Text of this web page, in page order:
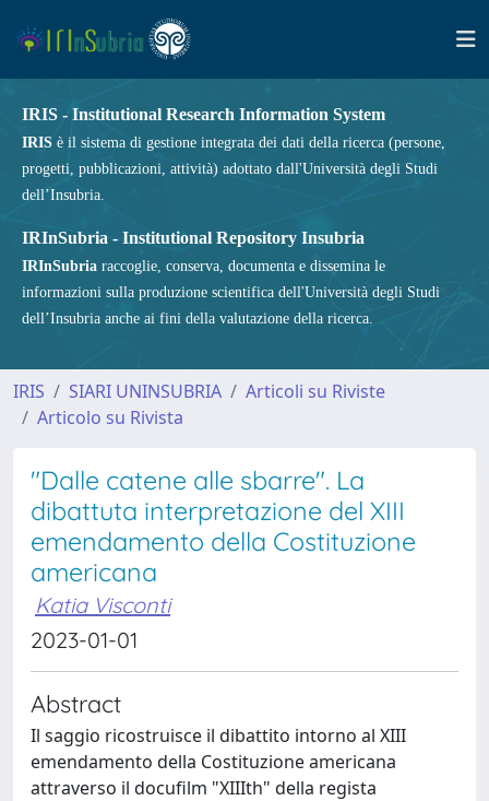
IRIS - Institutional Research Information System
IRIS è il sistema di gestione integrata dei dati della ricerca (persone,
progetti, pubblicazioni, attività) adottato dall'Università degli Studi
dell’Insubria.
IRInSubria - Institutional Repository Insubria
IRInSubria raccoglie, conserva, documenta e dissemina le
informazioni sulla produzione scientifica dell'Università degli Studi
dell’Insubria anche ai fini della valutazione della ricerca.
IRIS SIARI UNINSUBRIA
Articoli su Riviste
Articolo su Rivista
"Dalle catene alle sbarre". La
dibattuta interpretazione del XIII
emendamento della Costituzione
americana
Katia Visconti
2023-01-01
Abstract
Il saggio ricostruisce il dibattito intorno al XIII
emendamento della Costituzione americana
attraverso il docufilm "XIIIth" della regista